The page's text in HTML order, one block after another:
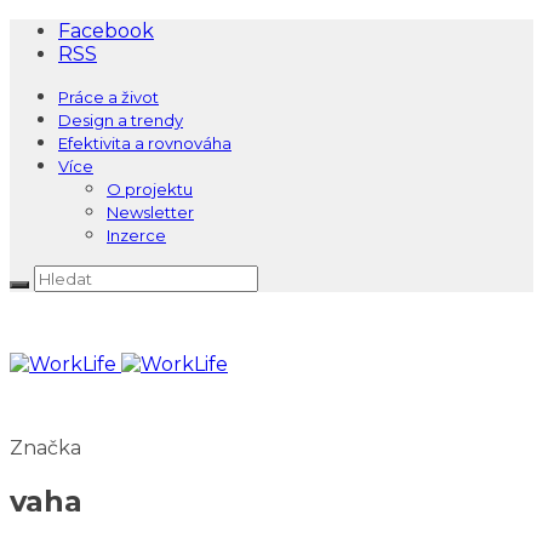
Facebook
RSS
Práce a život
Design a trendy
Efektivita a rovnováha
Více
O projektu
Newsletter
Inzerce
Značka
vaha